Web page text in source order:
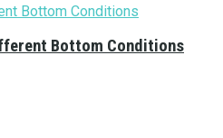
Bottom Conditions